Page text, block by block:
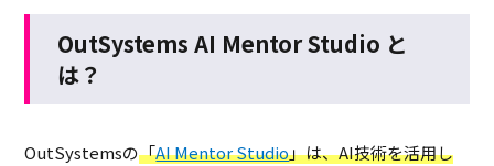
OutSystems AI Mentor Studio と
は？
OutSystemsの「AI Mentor Studio」は、AI技術を活用し